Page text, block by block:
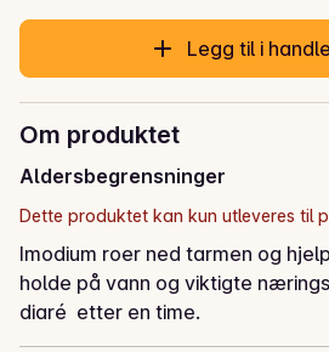
Legg til i
Om produktet
Aldersbegrensninger
Dette produktet kan kun utleveres til
Imodium roer ned tarmen og
holde på vann og viktigte
diaré  etter en time.